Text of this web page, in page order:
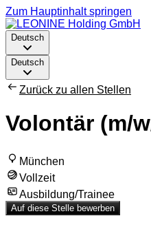
Zum Hauptinhalt springen
Deutsch
Deutsch
Zurück zu allen Stellen
Volontär (m/
München
Vollzeit
Ausbildung/Trainee
Auf diese Stelle bewerben